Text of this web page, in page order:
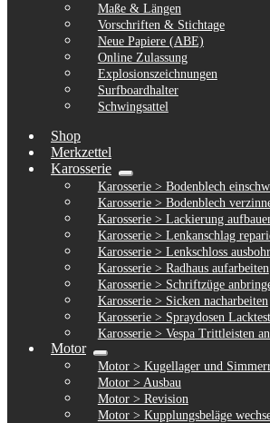
Maße & Längen
Vorschriften & Stichtage
Neue Papiere (ABE)
Online Zulassung
Explosionszeichnungen
Surfboardhalter
Schwingsattel
Shop
Merkzettel
Karosserie
Untermenü
ausklappen
Karosserie > Bodenblech
Karosserie > Bodenblech
Karosserie > Lackierung
Karosserie > Lenkanschlag
Karosserie > Lenkschloss
Karosserie > Radhaus aufarbeiten
Karosserie > Schriftzüge
Karosserie > Sicken nacharbeiten
Karosserie > Spraydosen Lacktest
Karosserie > Vespa Trittleisten
Motor
Untermenü
ausklappen
Motor > Kugellager und
Motor > Ausbau
Motor > Revision
Motor > Kupplungsbeläge